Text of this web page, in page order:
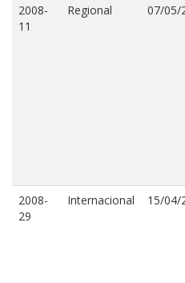
2008-
11
Regional 07/05/
2008-
29
Internacional 15/04/